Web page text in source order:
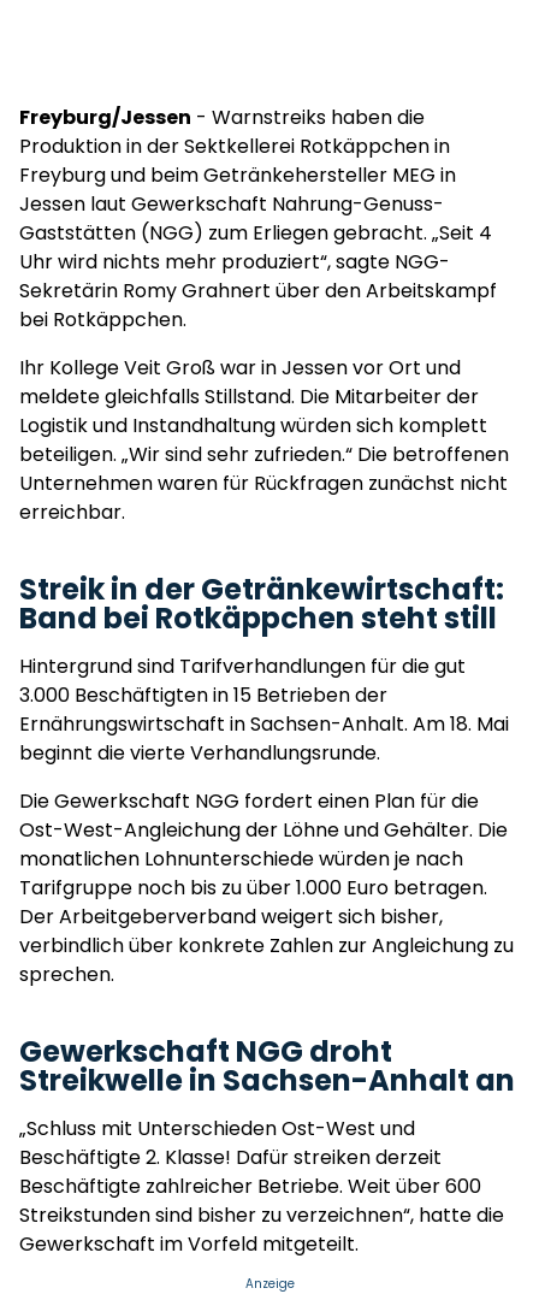
Freyburg/Jessen - Warnstreiks haben die
Produktion in der Sektkellerei Rotkäppchen in
Freyburg und beim Getränkehersteller MEG in
Jessen laut Gewerkschaft Nahrung-Genuss-
Gaststätten (NGG) zum Erliegen gebracht. „Seit 4
Uhr wird nichts mehr produziert“, sagte NGG-
Sekretärin Romy Grahnert über den Arbeitskampf
bei Rotkäppchen.
Ihr Kollege Veit Groß war in Jessen vor Ort und
meldete gleichfalls Stillstand. Die Mitarbeiter der
Logistik und Instandhaltung würden sich komplett
beteiligen. „Wir sind sehr zufrieden.“ Die betroffenen
Unternehmen waren für Rückfragen zunächst nicht
erreichbar.
Streik in der Getränkewirtschaft:
Band bei Rotkäppchen steht still
Hintergrund sind Tarifverhandlungen für die gut
3.000 Beschäftigten in 15 Betrieben der
Ernährungswirtschaft in Sachsen-Anhalt. Am 18. Mai
beginnt die vierte Verhandlungsrunde.
Die Gewerkschaft NGG fordert einen Plan für die
Ost-West-Angleichung der Löhne und Gehälter. Die
monatlichen Lohnunterschiede würden je nach
Tarifgruppe noch bis zu über 1.000 Euro betragen.
Der Arbeitgeberverband weigert sich bisher,
verbindlich über konkrete Zahlen zur Angleichung zu
sprechen.
Gewerkschaft NGG droht
Streikwelle in Sachsen-Anhalt an
„Schluss mit Unterschieden Ost-West und
Beschäftigte 2. Klasse! Dafür streiken derzeit
Beschäftigte zahlreicher Betriebe. Weit über 600
Streikstunden sind bisher zu verzeichnen“, hatte die
Gewerkschaft im Vorfeld mitgeteilt.
Anzeige